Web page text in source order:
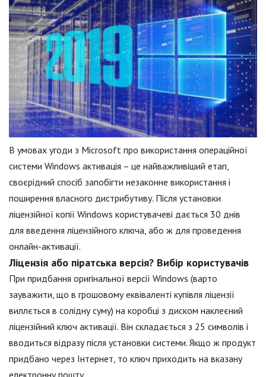
В умовах угоди з Microsoft про використання операційної
системи Windows активація – це найважливіший етап,
своєрідний спосіб запобігти незаконне використання і
поширення власного дистрибутиву. Після установки
ліцензійної копії Windows користувачеві дається 30 днів
для введення ліцензійного ключа, або ж для проведення
онлайн-активації.
Ліцензія або піратська версія? Вибір користувачів
При придбання оригінальної версії Windows (варто
зауважити, що в грошовому еквіваленті купівля ліцензії
виллється в солідну суму) на коробці з диском наклеєний
ліцензійний ключ активації. Він складається з 25 символів і
вводиться відразу після установки системи. Якщо ж продукт
придбано через Інтернет, то ключ приходить на вказану
електронну пошту.